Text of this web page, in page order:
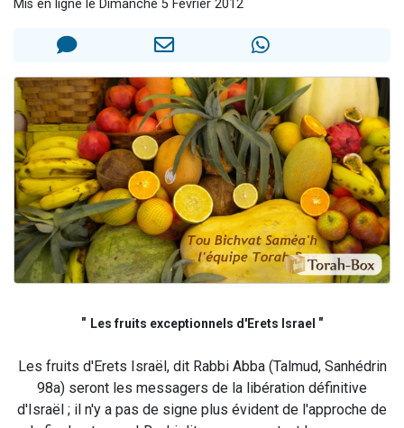
2 nouvelles musiques dans Torah-Box Music
4 personnes viennent de nous rejoindre sur WhatsApp
Mis en ligne le Dimanche 5 Février 2012
" Les fruits exceptionnels d'Erets Israel "
Les fruits d'Erets Israël, dit Rabbi Abba (Talmud, Sanhédrin
98a) seront les messagers de la libération définitive
d'Israël ; il n'y a pas de signe plus évident de l'approche de